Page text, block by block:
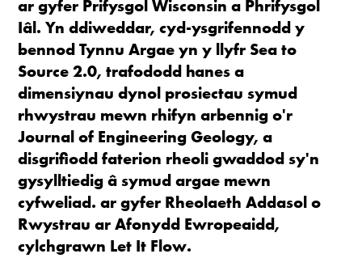
ar gyfer Prifysgol Wisconsin a Phrifysgol
Iâl. Yn ddiweddar, cyd-ysgrifennodd y
bennod Tynnu Argae yn y llyfr Sea to
Source 2.0, trafododd hanes a
dimensiynau dynol prosiectau symud
rhwystrau mewn rhifyn arbennig o'r
Journal of Engineering Geology, a
disgrifiodd faterion rheoli gwaddod sy'n
gysylltiedig â symud argae mewn
cyfweliad. ar gyfer Rheolaeth Addasol o
Rwystrau ar Afonydd Ewropeaidd,
cylchgrawn Let It Flow.